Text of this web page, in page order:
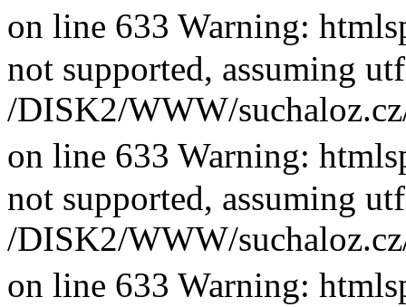
on line 633 Warning:
not supported, assuming
/DISK2/WWW/
on line 633 Warning:
not supported, assuming
/DISK2/WWW/
on line 633 Warning: